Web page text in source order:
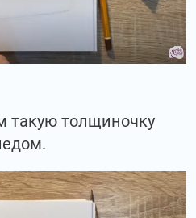
такую толщиночку